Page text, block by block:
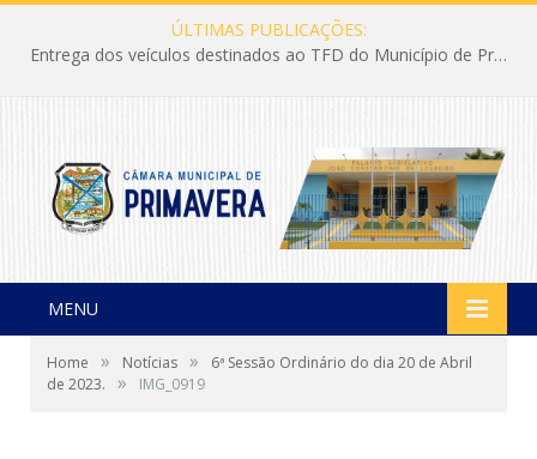
ÚLTIMAS PUBLICAÇÕES:
Entrega dos veículos destinados ao TFD do Município de Primavera
MENU
Home » Notícias »
6ª Sessão Ordinário do dia 20 de Abril
de 2023.
» IMG_0919